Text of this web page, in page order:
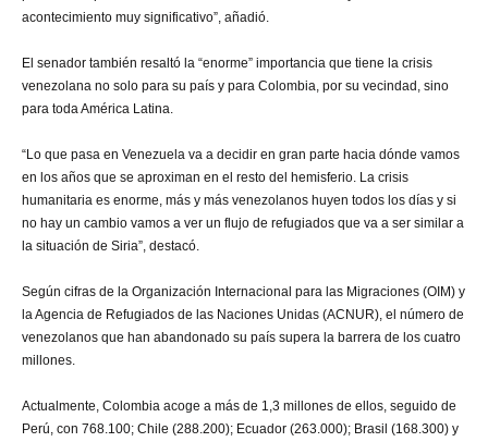
acontecimiento muy significativo”, añadió.
El senador también resaltó la “enorme” importancia que tiene la crisis
venezolana no solo para su país y para Colombia, por su vecindad, sino
para toda América Latina.
“Lo que pasa en Venezuela va a decidir en gran parte hacia dónde vamos
en los años que se aproximan en el resto del hemisferio. La crisis
humanitaria es enorme, más y más venezolanos huyen todos los días y si
no hay un cambio vamos a ver un flujo de refugiados que va a ser similar a
la situación de Siria”, destacó.
Según cifras de la Organización Internacional para las Migraciones (OIM) y
la Agencia de Refugiados de las Naciones Unidas (ACNUR), el número de
venezolanos que han abandonado su país supera la barrera de los cuatro
millones.
Actualmente, Colombia acoge a más de 1,3 millones de ellos, seguido de
Perú, con 768.100; Chile (288.200); Ecuador (263.000); Brasil (168.300) y